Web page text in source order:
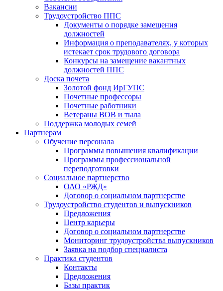
Вакансии
Трудоустройство ППС
Документы о порядке замещения
должностей
Информация о преподавателях, у которых
истекает срок трудового договора
Конкурсы на замещение вакантных
должностей ППС
Доска почета
Золотой фонд ИрГУПС
Почетные профессоры
Почетные работники
Ветераны ВОВ и тыла
Поддержка молодых семей
Партнерам
Обучение персонала
Программы повышения квалификации
Программы профессиональной
переподготовки
Социальное партнерство
ОАО «РЖД»
Договор о социальном партнерстве
Трудоустройство студентов и выпускников
Предложения
Центр карьеры
Договор о социальном партнерстве
Мониторинг трудоустройства выпускников
Заявка на подбор специалиста
Практика студентов
Контакты
Предложения
Базы практик